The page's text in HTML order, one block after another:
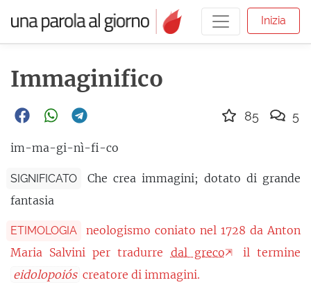
Inizia
Immaginifico
im-ma-gi-nì-fi-co
SIGNIFICATO
Che crea immagini; dotato di grande
fantasia
ETIMOLOGIA
neologismo coniato nel 1728 da Anton
Maria Salvini per tradurre dal greco
il termine
eidolopoiós creatore di immagini.
85 5